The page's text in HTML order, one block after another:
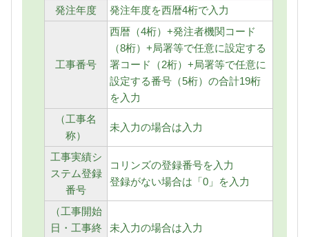
発注年度 発注年度を西暦4桁で入力
工事番号
西暦（4桁）+発注者機関コード
（8桁）+局署等で任意に設定する
署コード（2桁）+局署等で任意に
設定する番号（5桁）の合計19桁
を入力
（工事名
称）
未入力の場合は入力
工事実績シ
ステム登録
番号
コリンズの登録番号を入力
登録がない場合は「0」を入力
（工事開始
日・工事終
未入力の場合は入力